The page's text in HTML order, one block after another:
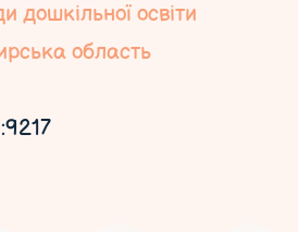
дошкільної освіти
область